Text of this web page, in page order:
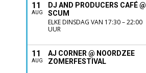
11
AUG
DJ AND PRODUCERS CAFÉ @
SCUM
ELKE DINSDAG VAN 17:30 – 22:00
UUR
11
AUG
AJ CORNER @ NOORDZEE
ZOMERFESTIVAL